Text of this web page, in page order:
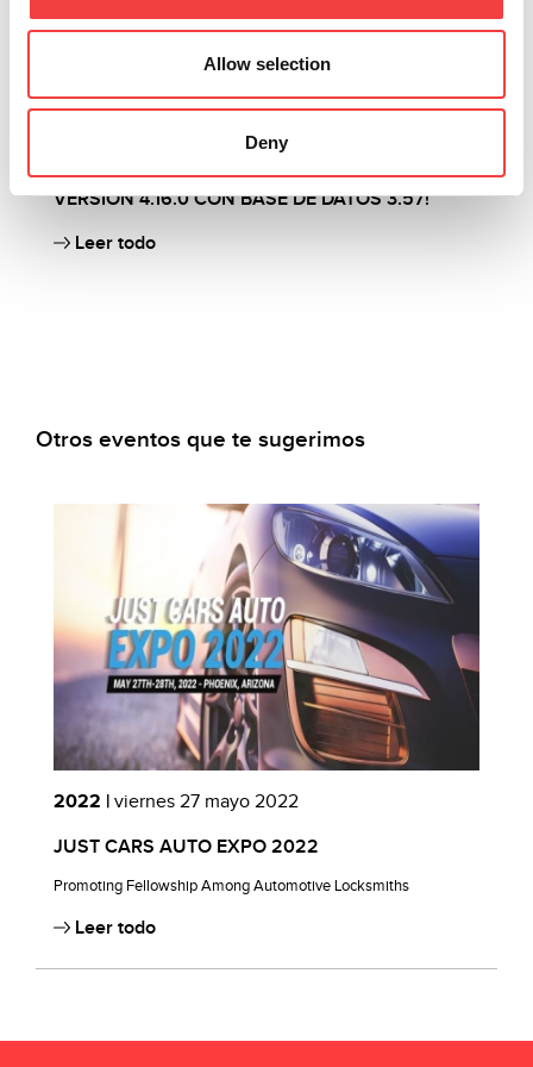
Allow selection
Deny
ACTUALIZACIÓN DEL SOFTWARE LIGER:
VERSIÓN 4.16.0 CON BASE DE DATOS 3.57!
Leer todo
Otros eventos que te sugerimos
2022 | viernes 27 mayo 2022
JUST CARS AUTO EXPO 2022
Promoting Fellowship Among Automotive Locksmiths
Leer todo